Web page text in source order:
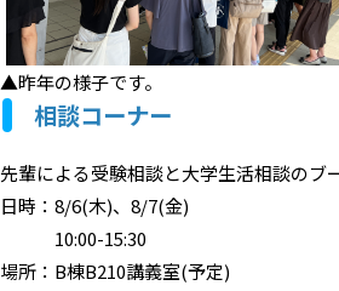
▲昨年の様子です。
相談コーナー
先輩による受験相談と大学生活相談のブ
日時：8/6(木)、8/7(金)
10:00-15:30
場所：B棟B210講義室(予定)